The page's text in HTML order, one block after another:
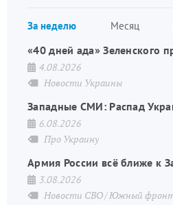
За неделю Месяц
«40 дней ада» Зеленского
4.08.2026
Новости Украины
Западные СМИ: Распад
6.08.2026
Про Украину
Армия России всё ближе к
3.08.2026
Новости СВО Южный